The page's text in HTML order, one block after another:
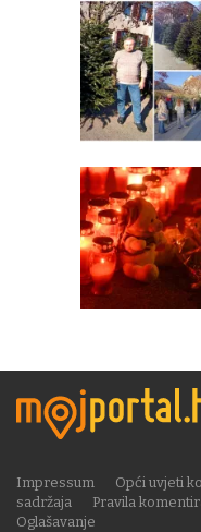
Impressum Opći uvjeti
sadržaja
Pravila
Oglašavanje